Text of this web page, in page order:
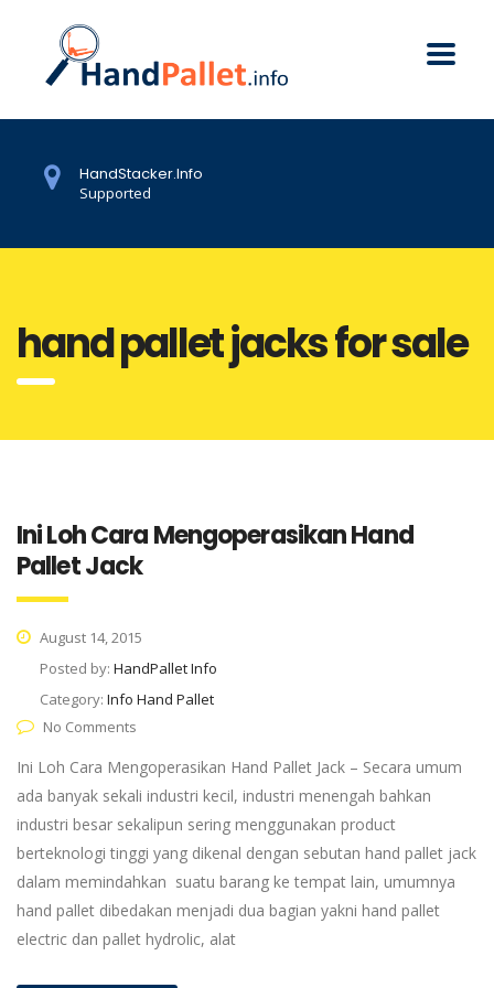
HandStacker.Info
Supported
hand pallet jacks for sale
Ini Loh Cara Mengoperasikan Hand
Pallet Jack
August 14, 2015
Posted by: HandPallet Info
Category: Info Hand Pallet
No Comments
Ini Loh Cara Mengoperasikan Hand Pallet Jack – Secara umum
ada banyak sekali industri kecil, industri menengah bahkan
industri besar sekalipun sering menggunakan product
berteknologi tinggi yang dikenal dengan sebutan hand pallet jack
dalam memindahkan suatu barang ke tempat lain, umumnya
hand pallet dibedakan menjadi dua bagian yakni hand pallet
electric dan pallet hydrolic, alat